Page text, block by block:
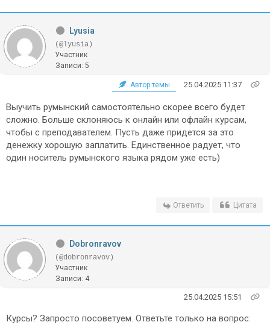
Lyusia
(@lyusia)
Участник
Записи: 5
Автор темы 25.04.2025 11:37
Выучить румынский самостоятельно скорее всего будет
сложно. Больше склоняюсь к онлайн или офлайн курсам,
чтобы с преподавателем. Пусть даже придется за это
денежку хорошую заплатить. Единственное радует, что
один носитель румынского языка рядом уже есть)
Ответить Цитата
Dobronravov
(@dobronravov)
Участник
Записи: 4
25.04.2025 15:51
Курсы? Запросто посоветуем. Ответьте только на вопрос: